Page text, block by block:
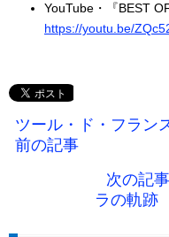
YouTube・『BEST
https://youtu.be/
ツール・ド・フラン
前の記事
次の記
ラの軌跡